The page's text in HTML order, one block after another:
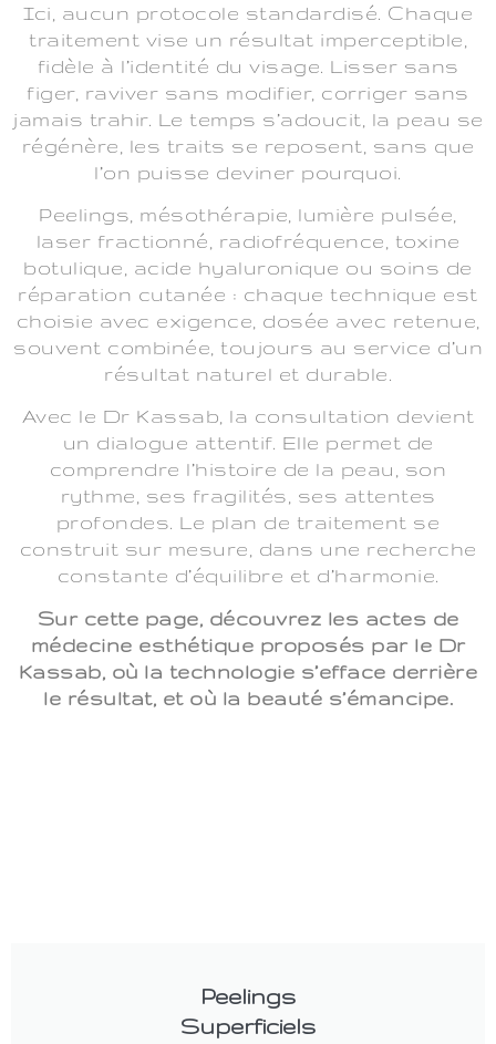
Ici, aucun protocole standardisé. Chaque
traitement vise un résultat imperceptible,
fidèle à l’identité du visage. Lisser sans
figer, raviver sans modifier, corriger sans
jamais trahir. Le temps s’adoucit, la peau se
régénère, les traits se reposent, sans que
l’on puisse deviner pourquoi.
Peelings, mésothérapie, lumière pulsée,
laser fractionné, radiofréquence, toxine
botulique, acide hyaluronique ou soins de
réparation cutanée : chaque technique est
choisie avec exigence, dosée avec retenue,
souvent combinée, toujours au service d’un
résultat naturel et durable.
Avec le Dr Kassab, la consultation devient
un dialogue attentif. Elle permet de
comprendre l’histoire de la peau, son
rythme, ses fragilités, ses attentes
profondes. Le plan de traitement se
construit sur mesure, dans une recherche
constante d’équilibre et d’harmonie.
Sur cette page, découvrez les actes de
médecine esthétique proposés par le Dr
Kassab, où la technologie s’efface derrière
le résultat, et où la beauté s’émancipe.
Peelings
Superficiels